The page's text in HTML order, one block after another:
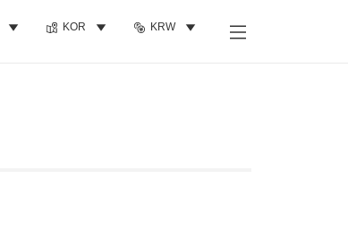
KOR KRW